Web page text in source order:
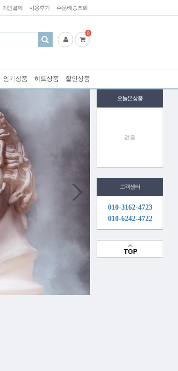
개인결제 사용후기 주문/배송조회
0
인기상품 히트상품 할인상품
오늘본상품
없음
고객센터
010-3162-4723
010-6242-4722